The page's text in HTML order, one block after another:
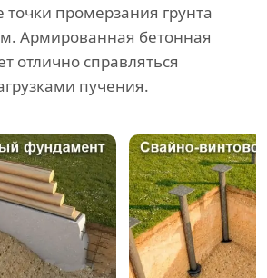
промерзания грунта
Армированная бетонная
отлично справляться
пучения.